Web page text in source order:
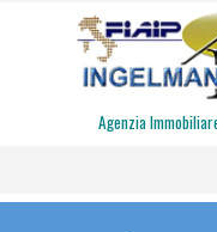
Agenzia